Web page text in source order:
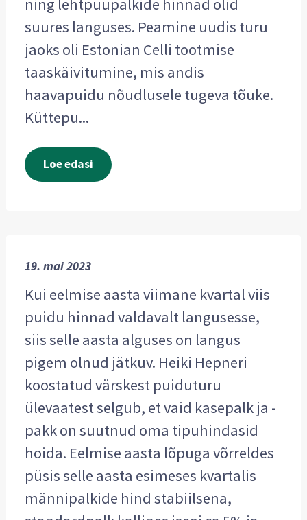
ning lehtpuupalkide hinnad olid
suures languses. Peamine uudis turu
jaoks oli Estonian Celli tootmise
taaskäivitumine, mis andis
haavapuidu nõudlusele tugeva tõuke.
Küttepu...
Loe edasi
19. mai 2023
Kui eelmise aasta viimane kvartal viis
puidu hinnad valdavalt langusesse,
siis selle aasta alguses on langus
pigem olnud jätkuv. Heiki Hepneri
koostatud värskest puiduturu
ülevaatest selgub, et vaid kasepalk ja -
pakk on suutnud oma tipuhindasid
hoida. Eelmise aasta lõpuga võrreldes
püsis selle aasta esimeses kvartalis
männipalkide hind stabiilsena,